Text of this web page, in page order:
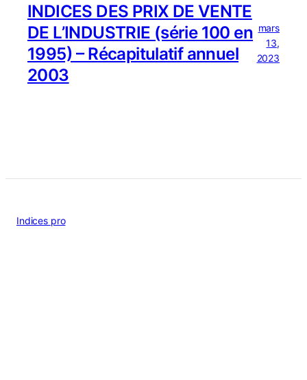
INDICES DES PRIX DE VENTE
DE L’INDUSTRIE (série 100 en
1995) – Récapitulatif annuel
2003
mars
13,
2023
Indices pro